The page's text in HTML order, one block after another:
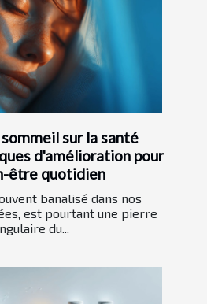
sur la santé
d'amélioration pour
être quotidien
banalisé dans nos
est pourtant une pierre
du...